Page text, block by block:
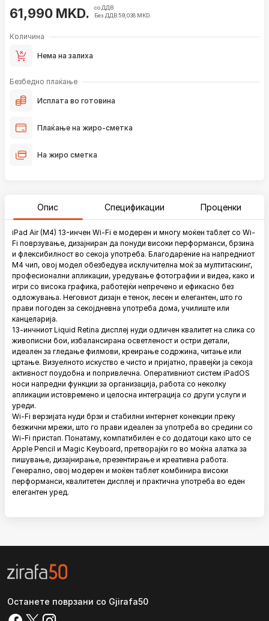
61,990 MKD.
со ДДВ
Без ДДВ 59,038 MKD.
Количина
Нема на залиха
Безбедно плаќање
Исплата во готовина
Плаќање на жиро-сметка
На жиро сметка
Опис Спецификации Проценки
iPad Air (M4) 13-инчен Wi-Fi е модерен и многу моќен таблет со Wi-
Fi поврзување, дизајниран да понуди високи перформанси, брзина
и флексибилност во секоја употреба. Благодарение на напредниот
M4 чип, овој модел обезбедува исклучителна моќ за мултитаскинг,
професионални апликации, уредување фотографии и видеа, како и
игри со висока графика, работејќи непречено и ефикасно без
одложувања. Неговиот дизајн е тенок, лесен и елегантен, што го
прави погоден за секојдневна употреба дома, училиште или
канцеларија.
13-инчниот Liquid Retina дисплеј нуди одличен квалитет на слика со
живописни бои, избалансирана осветленост и остри детали,
идеален за гледање филмови, креирање содржина, читање или
цртање. Визуелното искуство е чисто и пријатно, правејќи ја секоја
активност поудобна и попривлечна. Оперативниот систем iPadOS
носи напредни функции за организација, работа со неколку
апликации истовремено и целосна интеграција со други услуги и
уреди.
Wi-Fi верзијата нуди брзи и стабилни интернет конекции преку
безжични мрежи, што го прави идеален за употреба во средини со
Wi-Fi пристап. Понатаму, компатибилен е со додатоци како што се
Apple Pencil и Magic Keyboard, претворајќи го во моќна алатка за
пишување, дизајнирање, презентирање и креативна работа.
Генерално, овој модерен и моќен таблет комбинира високи
перформанси, квалитетен дисплеј и практична употреба во еден
елегантен уред.
Останете поврзани со Gjirafa50